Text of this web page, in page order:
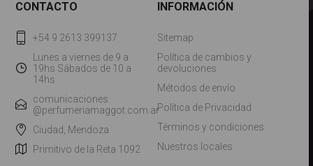
CONTACTO
+54 9 2613 399137
Lunes a viernes de 9 a
19hs Sábados de 10 a
14hs
comunicaciones
@perfumeriamaggot.com.ar
Ciudad, Mendoza
Primitivo de la Reta 1092
INFORMACIÓN
Sitemap
Política de cambios y
devoluciones
Métodos de envío
Política de Privacidad
Términos y condiciones
Nuestros locales